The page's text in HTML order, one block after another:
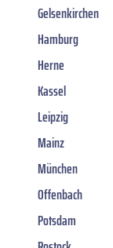
Gelsenkirchen
Hamburg
Herne
Kassel
Leipzig
Mainz
München
Offenbach
Potsdam